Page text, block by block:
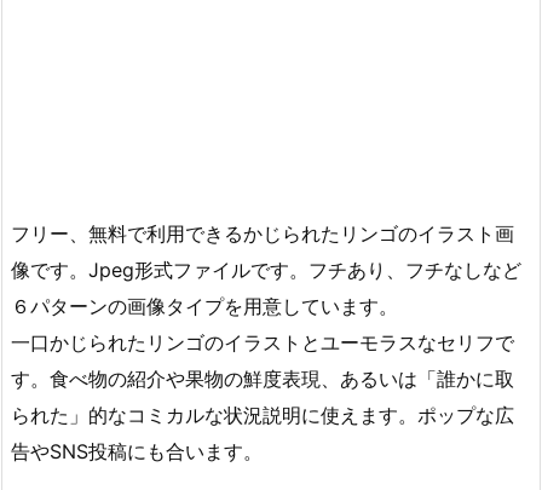
フリー、無料で利用できるかじられたリンゴのイラスト画
像です。Jpeg形式ファイルです。フチあり、フチなしなど
６パターンの画像タイプを用意しています。
一口かじられたリンゴのイラストとユーモラスなセリフで
す。食べ物の紹介や果物の鮮度表現、あるいは「誰かに取
られた」的なコミカルな状況説明に使えます。ポップな広
告やSNS投稿にも合います。